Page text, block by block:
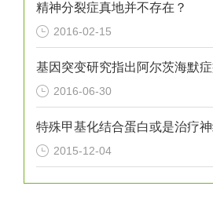
精神分裂症真地并不存在？
2016-02-15
2016-06-30
2015-12-04